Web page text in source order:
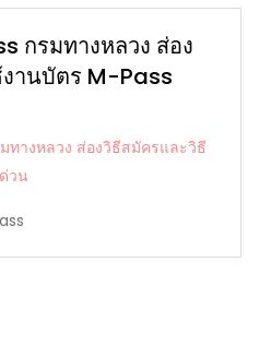
กรมทางหลวง ส่อง
านบัตร M-Pass